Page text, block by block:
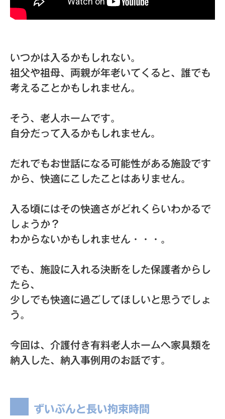
いつかは入るかもしれない。
祖父や祖母、両親が年老いてくると、誰でも
考えることかもしれません。
そう、老人ホームです。
自分だって入るかもしれません。
だれでもお世話になる可能性がある施設です
から、快適にこしたことはありません。
入る頃にはその快適さがどれくらいわかるで
しょうか？
わからないかもしれません・・・。
でも、施設に入れる決断をした保護者からし
たら、
少しでも快適に過ごしてほしいと思うでしょ
う。
今回は、介護付き有料老人ホームへ家具類を
納入した、納入事例用のお話です。
ずいぶんと長い拘束時間